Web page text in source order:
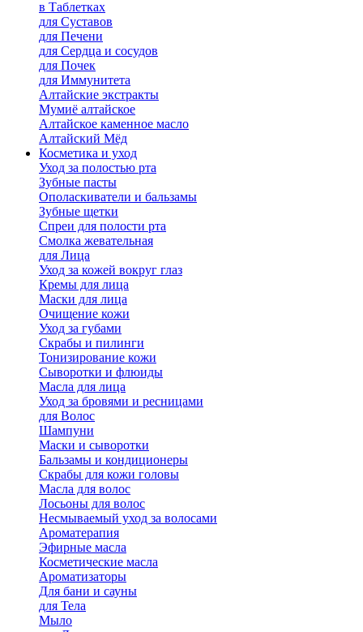
в Таблетках
для Cуставов
для Печени
для Сердца и сосудов
для Почек
для Иммунитета
Алтайские экстракты
Мумиё алтайское
Алтайское каменное масло
Алтайский Мёд
Косметика и уход
Уход за полостью рта
Зубные пасты
Ополаскиватели и бальзамы
Зубные щетки
Спреи для полости рта
Смолка жевательная
для Лица
Уход за кожей вокруг глаз
Кремы для лица
Маски для лица
Очищение кожи
Уход за губами
Скрабы и пилинги
Тонизирование кожи
Сыворотки и флюиды
Масла для лица
Уход за бровями и ресницами
для Волос
Шампуни
Маски и сыворотки
Бальзамы и кондиционеры
Скрабы для кожи головы
Масла для волос
Лосьоны для волос
Несмываемый уход за волосами
Ароматерапия
Эфирные масла
Косметические масла
Ароматизаторы
Для бани и сауны
для Тела
Мыло